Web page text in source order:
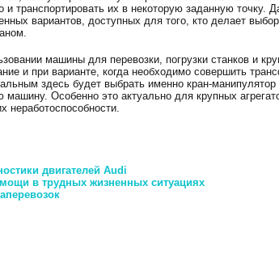
транспортировать их в некоторую заданную точку.
вариантов, доступных для того, кто делает
машины для перевозки, погрузки станков и
и при варианте, когда необходимо совершить
здесь будет выбрать именно кран-манипулятор
машину. Особенно это актуально для крупных
неработоспособности.
двигателей Audi
в трудных жизненных ситуациях